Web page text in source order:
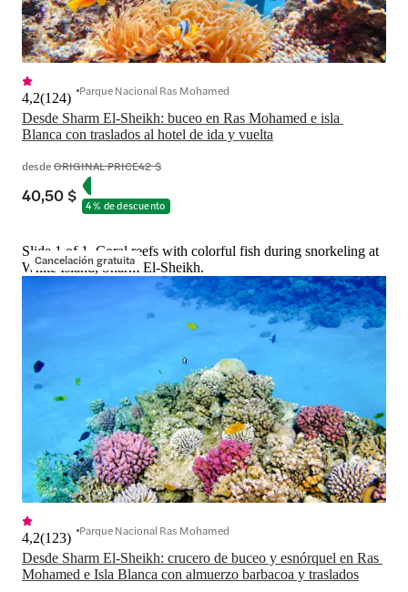
Desde Sharm El-Sheikh: buceo en Ras Mohamed e isla
Blanca con traslados al hotel de ida y vuelta
4,2(124) Parque Nacional Ras Mohamed
desdeORIGINAL PRICE42 $
40,50 $ 4 % de descuento
Cancelación gratuita
Slide 1 of 1, Coral reefs with colorful fish during snorkeling at
White Island, Sharm El-Sheikh.
Desde Sharm El-Sheikh: crucero de buceo y esnórquel en Ras
Mohamed e Isla Blanca con almuerzo barbacoa y traslados
4,2(123) Parque Nacional Ras Mohamed